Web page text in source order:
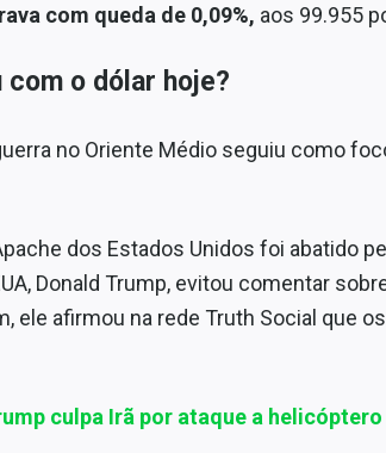
com queda de 0,09%, aos 99.955
com o dólar hoje?
no Oriente Médio seguiu como
dos Estados Unidos foi abatido
Donald Trump, evitou comentar
ele afirmou na rede Truth Social que
culpa Irã por ataque a